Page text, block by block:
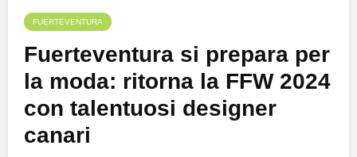
FUERTEVENTURA
Fuerteventura si prepara per
la moda: ritorna la FFW 2024
con talentuosi designer
canari